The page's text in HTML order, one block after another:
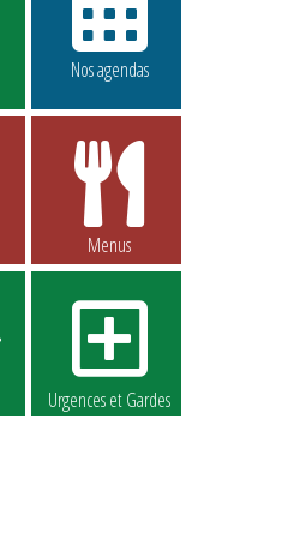
Nos agendas
Menus
Urgences et Gardes